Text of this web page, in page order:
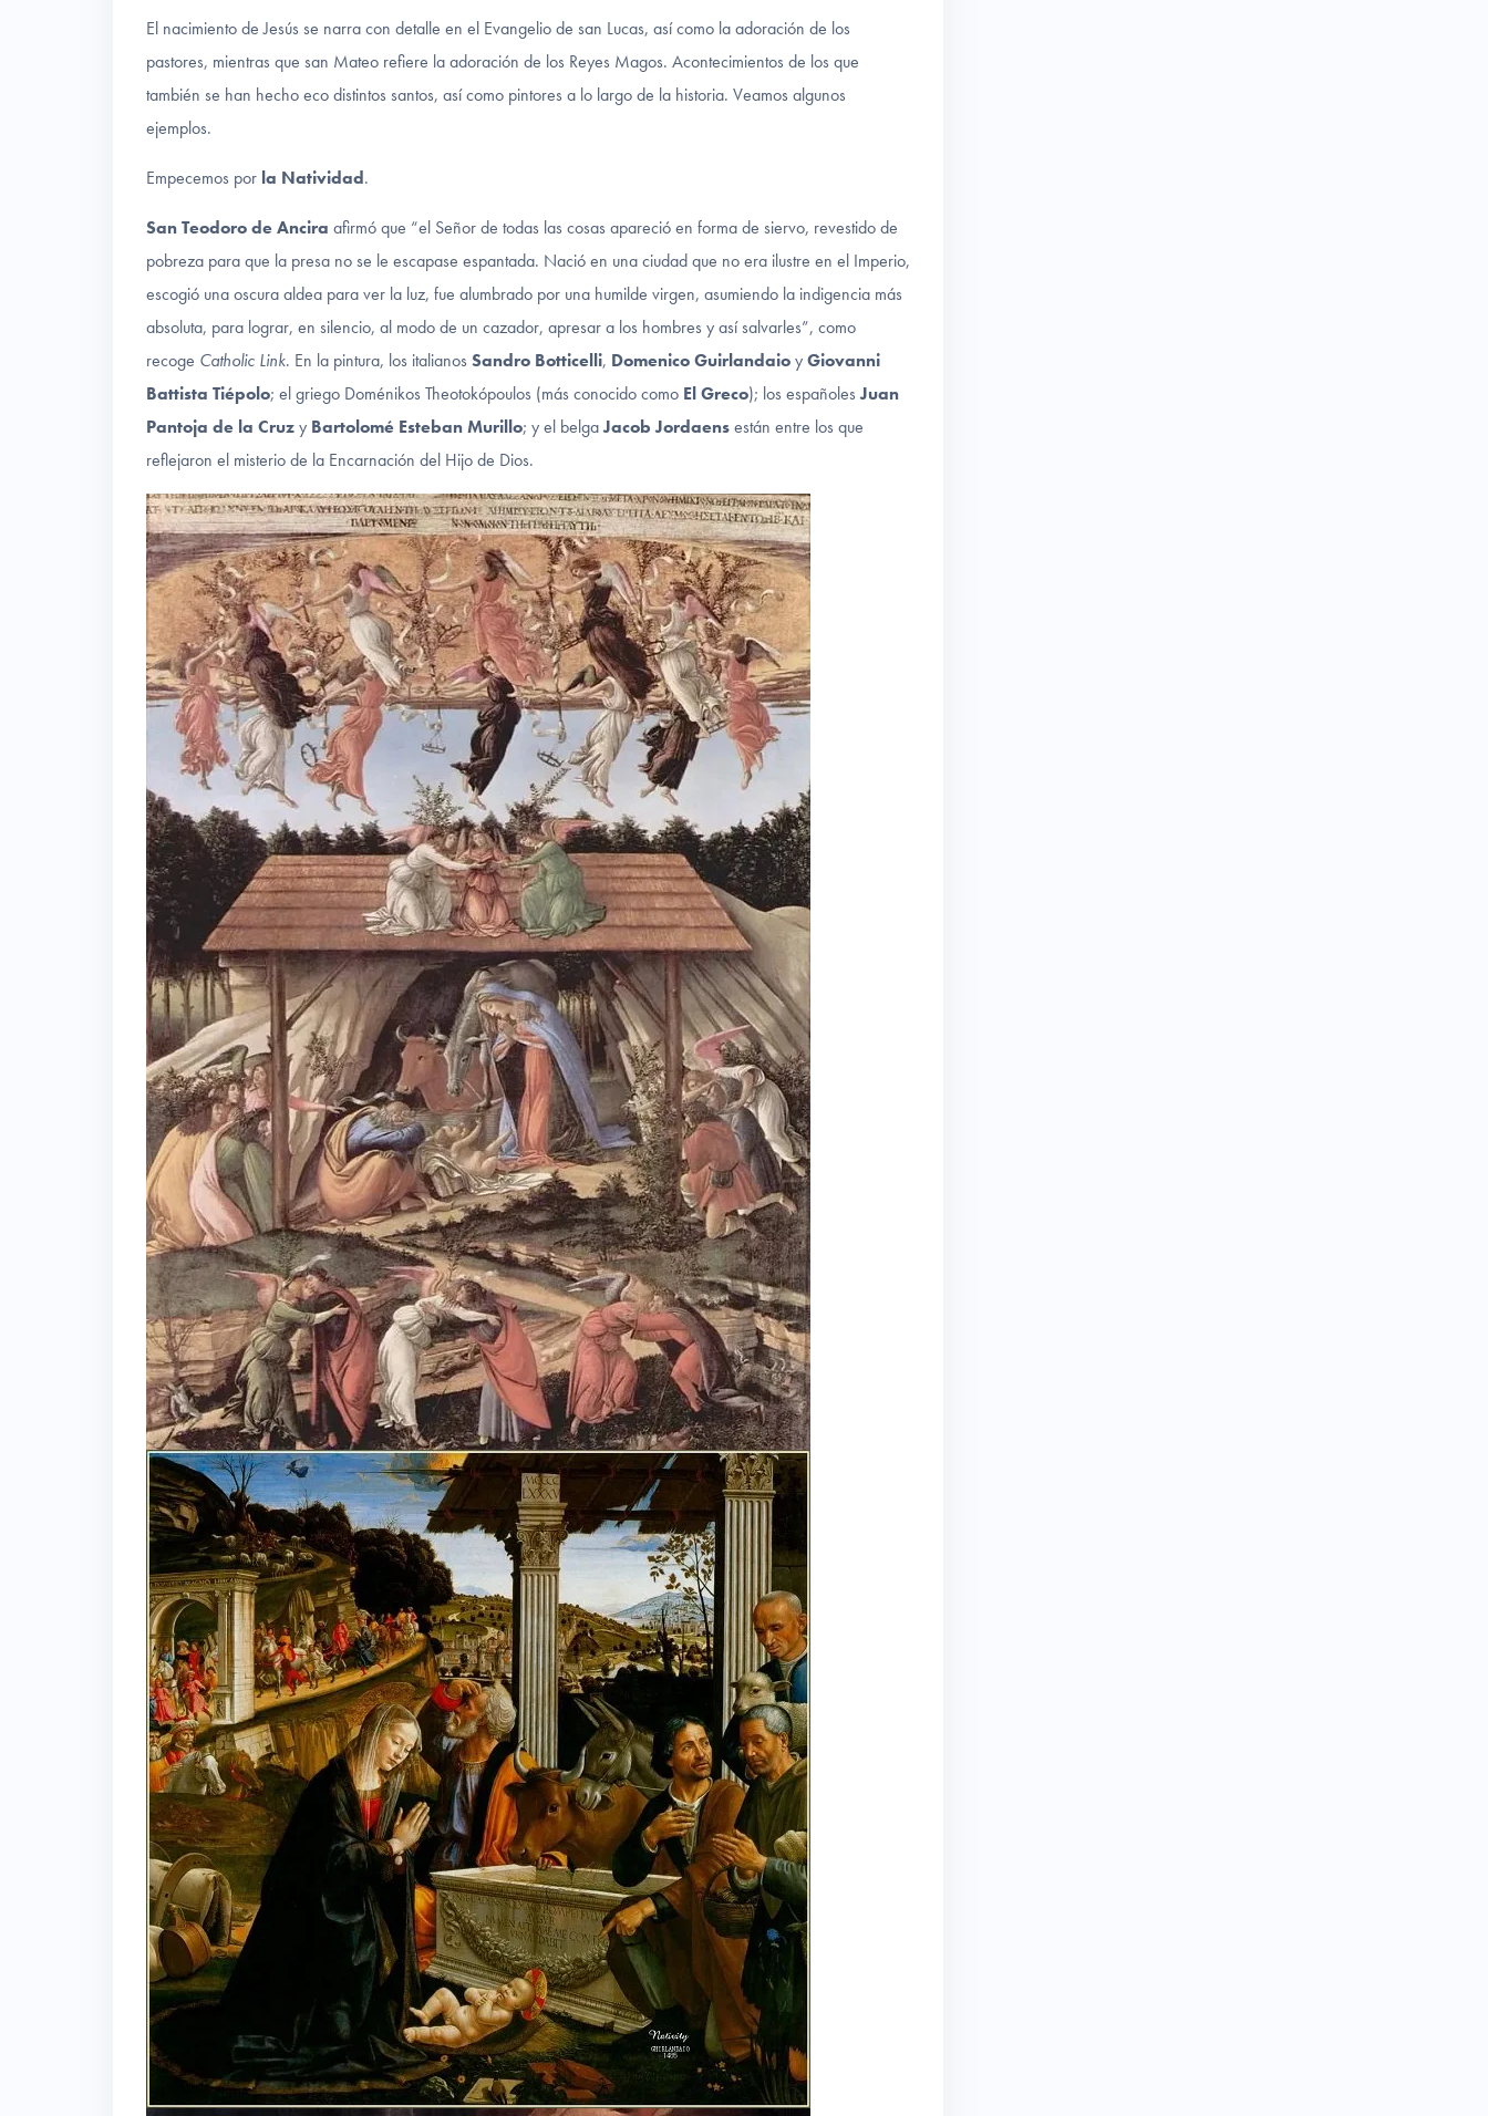
El nacimiento de Jesús se narra con detalle en el Evangelio de san Lucas, así como la adoración de los
pastores, mientras que san Mateo refiere la adoración de los Reyes Magos. Acontecimientos de los que
también se han hecho eco distintos santos, así como pintores a lo largo de la historia. Veamos algunos
ejemplos.
Empecemos por la Natividad.
San Teodoro de Ancira afirmó que “el Señor de todas las cosas apareció en forma de siervo, revestido de
pobreza para que la presa no se le escapase espantada. Nació en una ciudad que no era ilustre en el Imperio,
escogió una oscura aldea para ver la luz, fue alumbrado por una humilde virgen, asumiendo la indigencia más
absoluta, para lograr, en silencio, al modo de un cazador, apresar a los hombres y así salvarles”, como
recoge Catholic Link. En la pintura, los italianos Sandro Botticelli, Domenico GuirlandaioyGiovanni
Battista Tiépolo; el griego Doménikos Theotokópoulos (más conocido como El Greco); los españolesJuan
Pantoja de la Cruzy Bartolomé Esteban Murillo; y el belgaJacob Jordaensestán entre los que
reflejaron el misterio de la Encarnación del Hijo de Dios.